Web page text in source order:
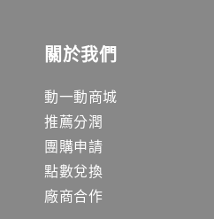
關於我們
動一動商城
推薦分潤
團購申請
點數兌換
廠商合作